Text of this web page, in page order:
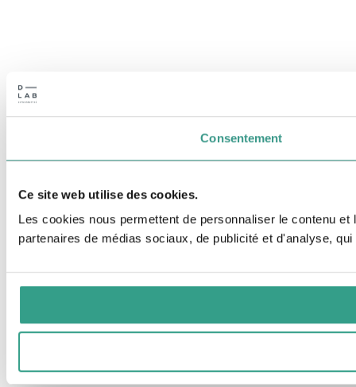
Consentement
Ce site web utilise des cookies.
Les cookies nous permettent de personnaliser le contenu
partenaires de médias sociaux, de publicité et d'analyse,